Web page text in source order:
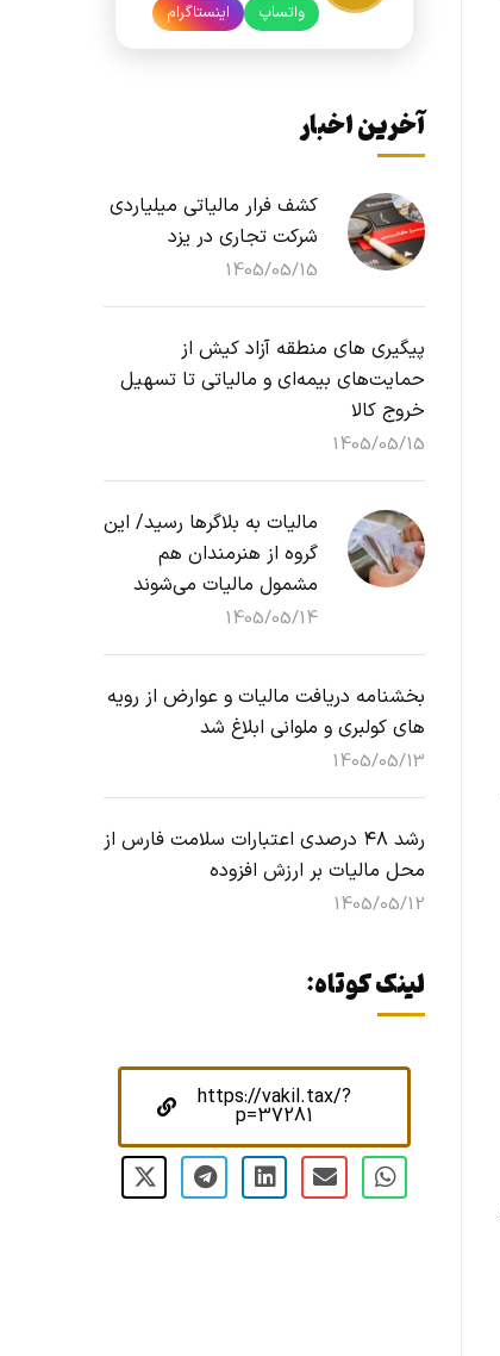
واتساپ اینستاگرام
آخرین اخبار
کشف فرار مالیاتی میلیاردی
شرکت تجاری در یزد
1405/05/15
پیگیری های منطقه آزاد کیش از
حمایت‌های بیمه‌ای و مالیاتی تا تسهیل
خروج کالا
1405/05/15
مالیات به بلاگرها رسید/ این
گروه از هنرمندان هم
مشمول مالیات می‌شوند
1405/05/14
بخشنامه دریافت مالیات و عوارض از رویه
های کولبری و ملوانی ابلاغ شد
1405/05/13
رشد ۴۸ درصدی اعتبارات سلامت فارس از
محل مالیات بر ارزش افزوده
1405/05/12
لینک کوتاه:
https://vakil.tax/?
p=37281